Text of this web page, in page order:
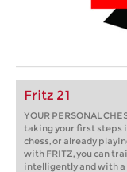
Fritz 21
YOUR PERSONAL
taking your first steps
chess, or already
with FRITZ, you can
intelligently and with